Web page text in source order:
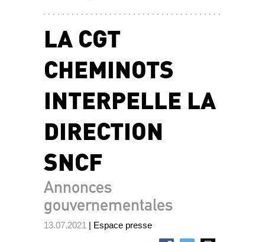
LA CGT
CHEMINOTS
INTERPELLE LA
DIRECTION
SNCF
Annonces
gouvernementales
13.07.2021 | Espace presse